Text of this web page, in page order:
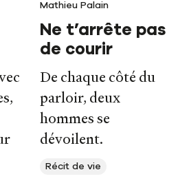
Mathieu Palain
Ne t’arrête pas
de courir
De chaque côté du
parloir, deux
hommes se
dévoilent.
Récit de vie